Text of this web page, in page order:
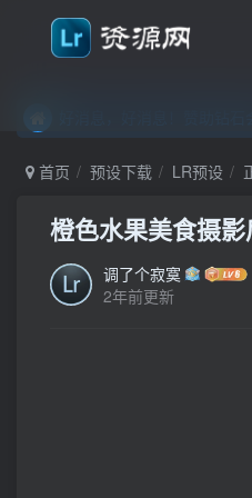
好消息，好消息！赞助钻
首页 预设下载 LR预设
橙色水果美食摄
调了个寂寞
2年前更新